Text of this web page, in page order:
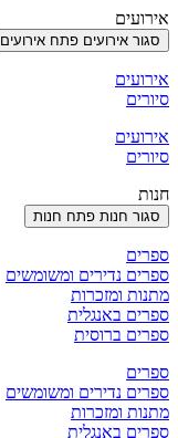
אירועים
סגור אירועים פתח אירועים
אירועים
סיורים
אירועים
סיורים
חנות
סגור חנות פתח חנות
ספרים
ספרים נדירים ומשומשים
מתנות ומזכרות
ספרים באנגלית
ספרים ברוסית
ספרים
ספרים נדירים ומשומשים
מתנות ומזכרות
ספרים באנגלית